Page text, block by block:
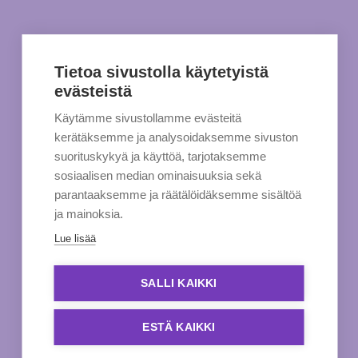
Tietoa sivustolla käytetyistä
evästeistä
Käytämme sivustollamme evästeitä
kerätäksemme ja analysoidaksemme sivuston
suorituskykyä ja käyttöä, tarjotaksemme
sosiaalisen median ominaisuuksia sekä
parantaaksemme ja räätälöidäksemme sisältöä
ja mainoksia.
Lue lisää
SALLI KAIKKI
ESTÄ KAIKKI